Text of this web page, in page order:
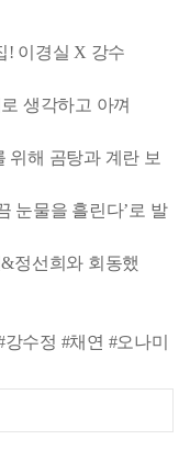
! 이경실 X 강수
생각하고 아껴
위해 곰탕과 계란 보
눈물을 흘린다’로 발
정선희와 회동했
수정 #채연 #오나미